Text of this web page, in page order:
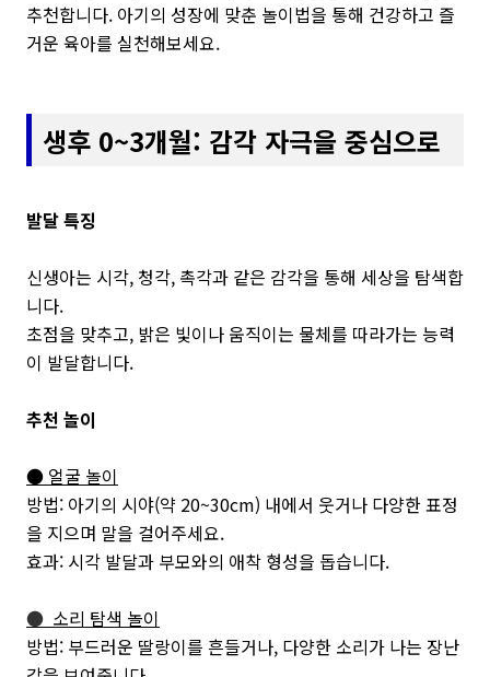
추천합니다. 아기의 성장에 맞춘 놀이법을 통해 건강하고 즐
거운 육아를 실천해보세요.
생후 0~3개월: 감각 자극을 중심으로
발달 특징
신생아는 시각, 청각, 촉각과 같은 감각을 통해 세상을 탐색합
니다.
초점을 맞추고, 밝은 빛이나 움직이는 물체를 따라가는 능력
이 발달합니다.
추천 놀이
● 얼굴 놀이
방법: 아기의 시야(약 20~30cm) 내에서 웃거나 다양한 표정
을 지으며 말을 걸어주세요.
효과: 시각 발달과 부모와의 애착 형성을 돕습니다.
● 소리 탐색 놀이
방법: 부드러운 딸랑이를 흔들거나, 다양한 소리가 나는 장난